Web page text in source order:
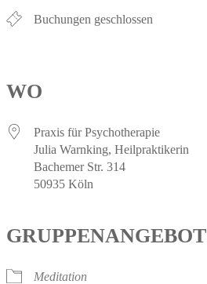
Buchungen geschlossen
WO
Praxis für Psychotherapie
Julia Warnking, Heilpraktikerin
Bachemer Str. 314
50935 Köln
GRUPPENANGEBOT
Meditation